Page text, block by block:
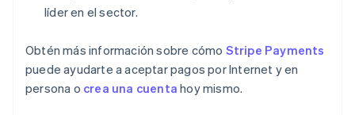
líder en el sector.
Obtén más información sobre cómo Stripe Payments
puede ayudarte a aceptar pagos por Internet y en
persona o crea una cuenta hoy mismo.